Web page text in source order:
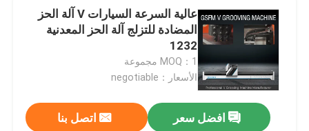
عالية السرعة السيارات V آلة الحز
المضادة للتزلج آلة الحز المعدنية
1232
MOQ：1 مجموعة
الأسعار：negotiable
افضل سعر اتصل بنا